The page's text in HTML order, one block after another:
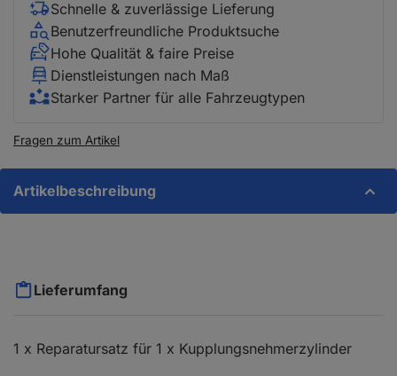
Schnelle & zuverlässige Lieferung
Benutzerfreundliche Produktsuche
Hohe Qualität & faire Preise
Dienstleistungen nach Maß
Starker Partner für alle Fahrzeugtypen
Fragen zum Artikel
Artikelbeschreibung
Lieferumfang
1 x Reparatursatz für 1 x Kupplungsnehmerzylinder